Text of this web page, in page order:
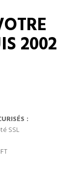
2002
:
SSL